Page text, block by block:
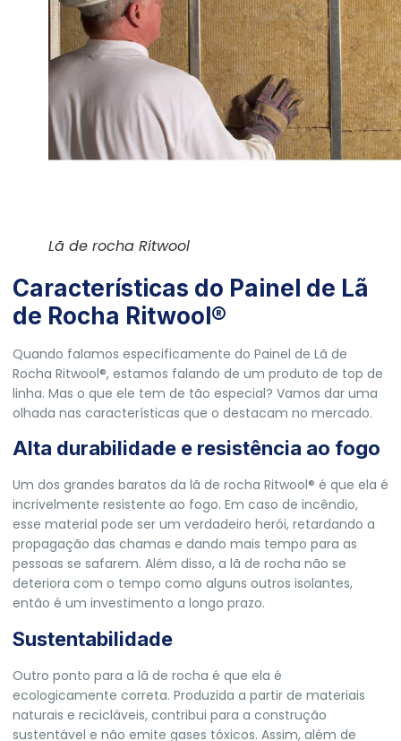
Lã de rocha Ritwool
Características do Painel de Lã
de Rocha Ritwool®
Quando falamos especificamente do Painel de Lã de
Rocha Ritwool®, estamos falando de um produto de top de
linha. Mas o que ele tem de tão especial? Vamos dar uma
olhada nas características que o destacam no mercado.
Alta durabilidade e resistência ao fogo
Um dos grandes baratos da lã de rocha Ritwool® é que ela é
incrivelmente resistente ao fogo. Em caso de incêndio,
esse material pode ser um verdadeiro herói, retardando a
propagação das chamas e dando mais tempo para as
pessoas se safarem. Além disso, a lã de rocha não se
deteriora com o tempo como alguns outros isolantes,
então é um investimento a longo prazo.
Sustentabilidade
Outro ponto para a lã de rocha é que ela é
ecologicamente correta. Produzida a partir de materiais
naturais e recicláveis, contribui para a construção
sustentável e não emite gases tóxicos. Assim, além de